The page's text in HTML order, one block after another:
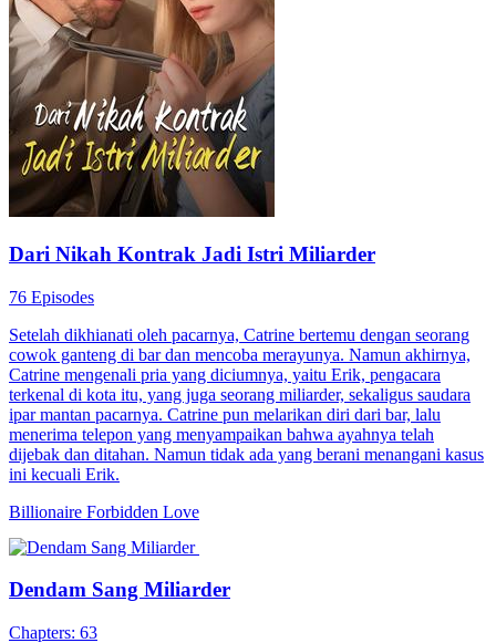
Dari Nikah Kontrak Jadi Istri Miliarder
76 Episodes
Setelah dikhianati oleh pacarnya, Catrine bertemu dengan seorang
cowok ganteng di bar dan mencoba merayunya. Namun akhirnya,
Catrine mengenali pria yang diciumnya, yaitu Erik, pengacara
terkenal di kota itu, yang juga seorang miliarder, sekaligus saudara
ipar mantan pacarnya. Catrine pun melarikan diri dari bar, lalu
menerima telepon yang menyampaikan bahwa ayahnya telah
dijebak dan ditahan. Namun tidak ada yang berani menangani kasus
ini kecuali Erik.
Billionaire Forbidden Love
Dendam Sang Miliarder
Chapters: 63